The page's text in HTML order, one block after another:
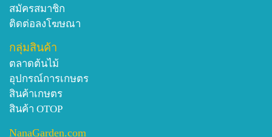
สมัครสมาชิก
ติดต่อลงโฆษณา
กลุ่มสินค้า
ตลาดต้นไม้
อุปกรณ์การเกษตร
สินค้าเกษตร
สินค้า OTOP
NanaGarden.com